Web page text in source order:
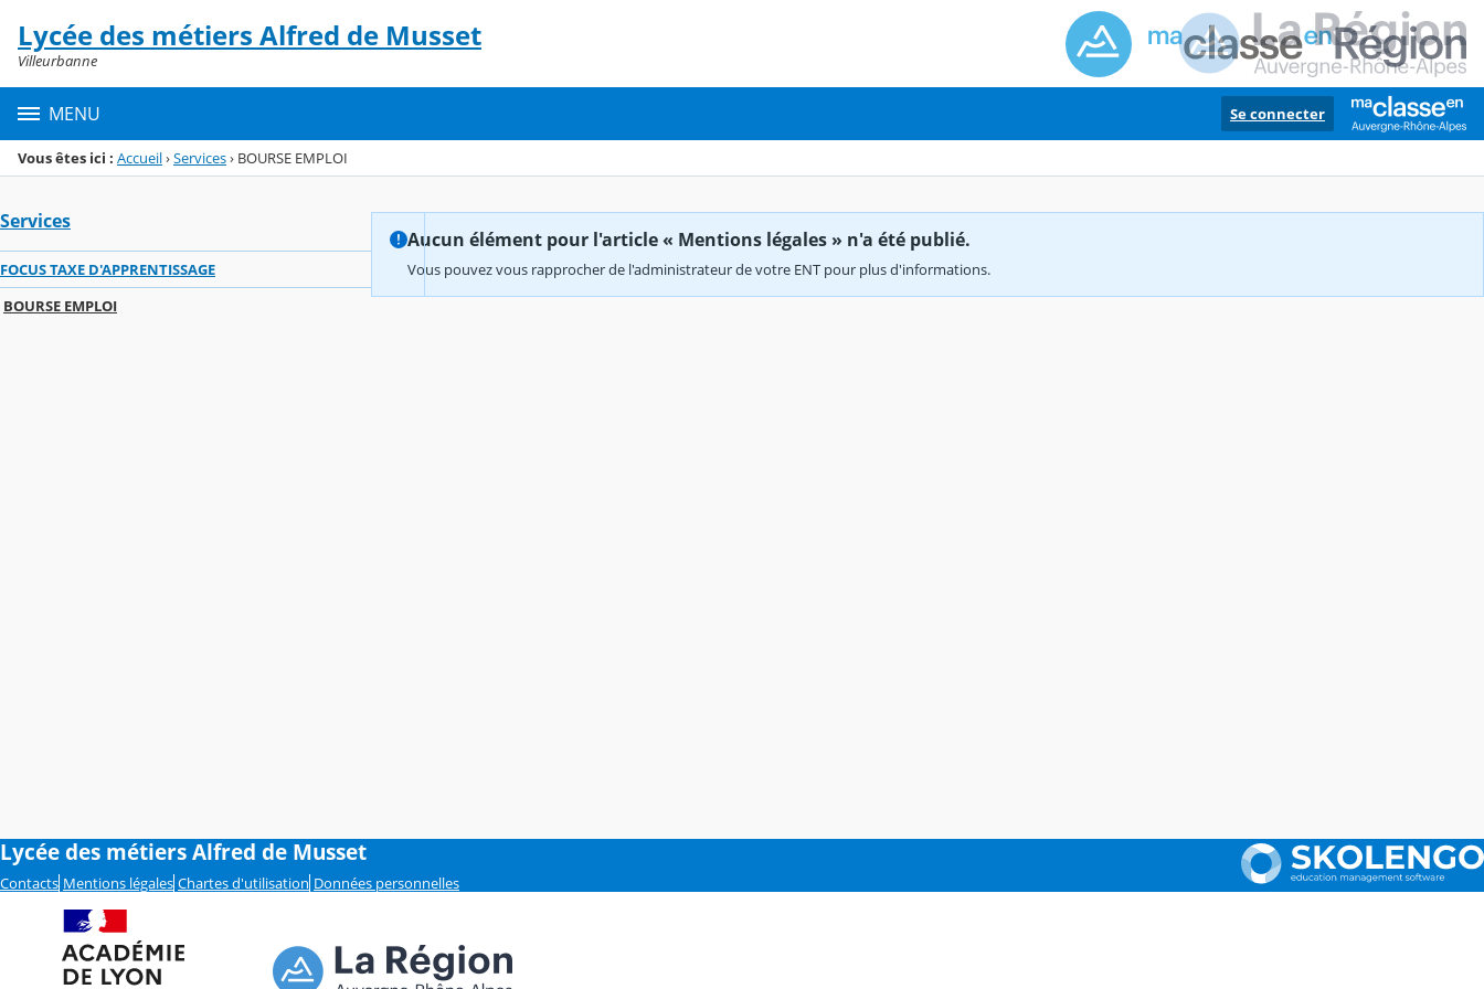
Menu de la rubrique
Contenu
Lycée des métiers Alfred de Musset
Villeurbanne
MENU Se connecter
Vous êtes ici : Accueil›Services› BOURSE EMPLOI
Services
FOCUS TAXE D'APPRENTISSAGE
BOURSE EMPLOI
Aucun élément pour l'article « Mentions légales » n'a été publié.
Vous pouvez vous rapprocher de l'administrateur de votre ENT pour plus d'informations.
Lycée des métiers Alfred de Musset
Contacts Mentions légales Chartes d'utilisation Données personnelles